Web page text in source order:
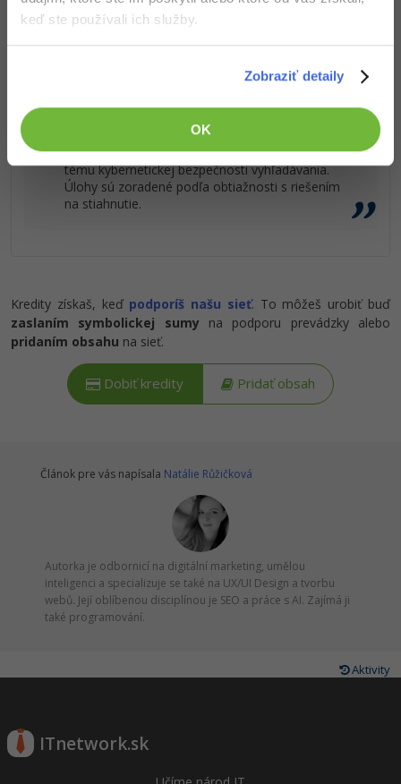
keď ste používali ich služby.
Zobraziť detaily
OK
Požadovaný článok má nasledujúci obsah:
Riešené úlohy kurzu Základné ovládanie PC na
tému kybernetickej bezpečnosti vyhľadávania.
Úlohy sú zoradené podľa obtiažnosti s riešením
na stiahnutie.
Kredity získaš, keď podporíš našu sieť. To môžeš urobiť buď
zaslaním symbolickej sumy na podporu prevádzky alebo
pridaním obsahu na sieť.
Dobiť kredity Pridať obsah
Článok pre vás napísala Natálie Růžičková
Autorka je odbornicí na digitální marketing, umělou
inteligenci a specializuje se také na UX/UI Design a tvorbu
webů. Její oblíbenou disciplínou je SEO a práce s AI. Zajímá ji
také programování.
Aktivity
ITnetwork.sk